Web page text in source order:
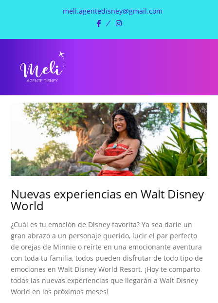
meli.agentedisney@gmail.com
facebookinstagram
Nuevas experiencias en Walt Disney
World
¿Cuál es tu emoción de Disney favorita? Ya sea darle un
gran abrazo a un personaje querido, lucir el par perfecto
de orejas de Minnie o reírte en una emocionante aventura
con toda tu familia, todos pueden disfrutar de todo tipo de
emociones en Walt Disney World Resort. ¡Hoy te comparto
todas las nuevas experiencias que llegarán a Walt Disney
World en los próximos meses!